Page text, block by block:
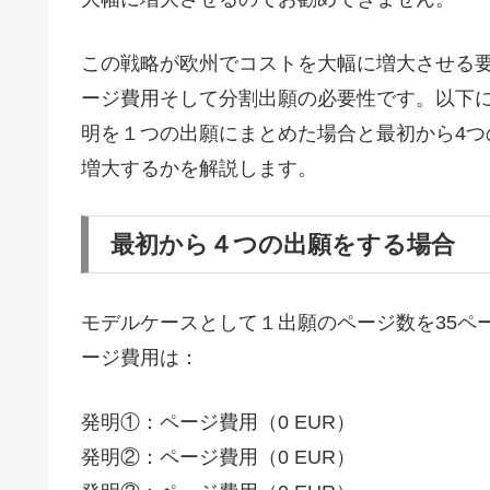
この戦略が欧州でコストを大幅に増大させる
ージ費用そして分割出願の必要性です。以下
明を１つの出願にまとめた場合と最初から4
増大するかを解説します。
最初から４つの出願をする場合
モデルケースとして１出願のページ数を35
ージ費用は：
発明①：ページ費用（0 EUR）
発明②：ページ費用（0 EUR）